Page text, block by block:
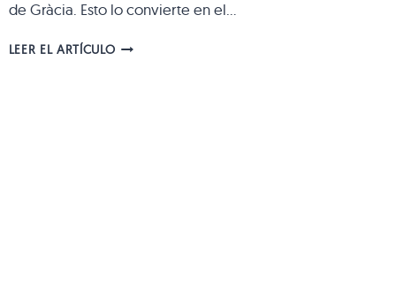
de Gràcia. Esto lo convierte en el…
LEER EL ARTÍCULOSIXTYTWO: